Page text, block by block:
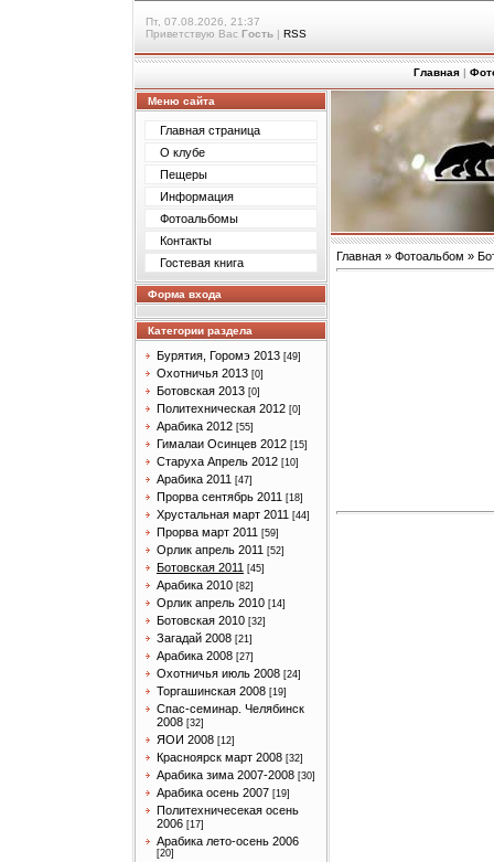
Пт, 07.08.2026, 21:37
Приветствую Вас Гость | RSS
Главная |
Меню сайта
Главная страница
О клубе
Пещеры
Информация
Фотоальбомы
Контакты
Гостевая книга
Форма входа
Категории раздела
Бурятия, Горомэ 2013 [49]
Охотничья 2013 [0]
Ботовская 2013 [0]
Политехническая 2012 [0]
Арабика 2012 [55]
Гималаи Осинцев 2012 [15]
Старуха Апрель 2012 [10]
Арабика 2011 [47]
Прорва сентябрь 2011 [18]
Хрустальная март 2011 [44]
Прорва март 2011 [59]
Орлик апрель 2011 [52]
Ботовская 2011 [45]
Арабика 2010 [82]
Орлик апрель 2010 [14]
Ботовская 2010 [32]
Загадай 2008 [21]
Арабика 2008 [27]
Охотничья июль 2008 [24]
Торгашинская 2008 [19]
Спас-семинар. Челябинск
2008 [32]
ЯОИ 2008 [12]
Красноярск март 2008 [32]
Арабика зима 2007-2008 [30]
Арабика осень 2007 [19]
Политехничесекая осень
2006 [17]
Арабика лето-осень 2006
[20]
Главная » Фотоальбом »